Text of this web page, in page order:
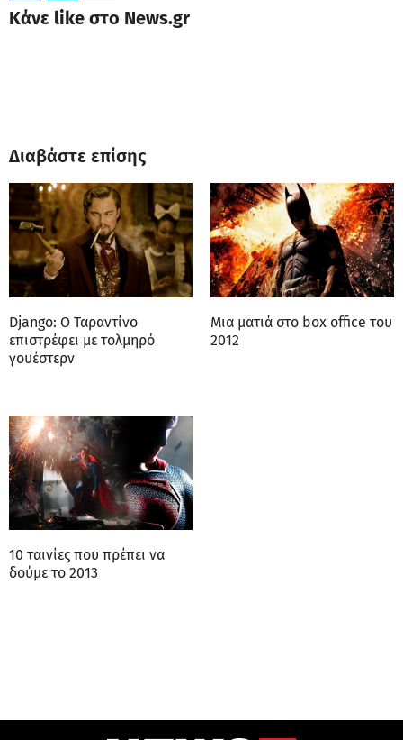
Κάνε like στο News.gr
Διαβάστε επίσης
Django: O Ταραντίνο
επιστρέφει με τολμηρό
γουέστερν
Μια ματιά στο box office του
2012
10 ταινίες που πρέπει να
δούμε το 2013